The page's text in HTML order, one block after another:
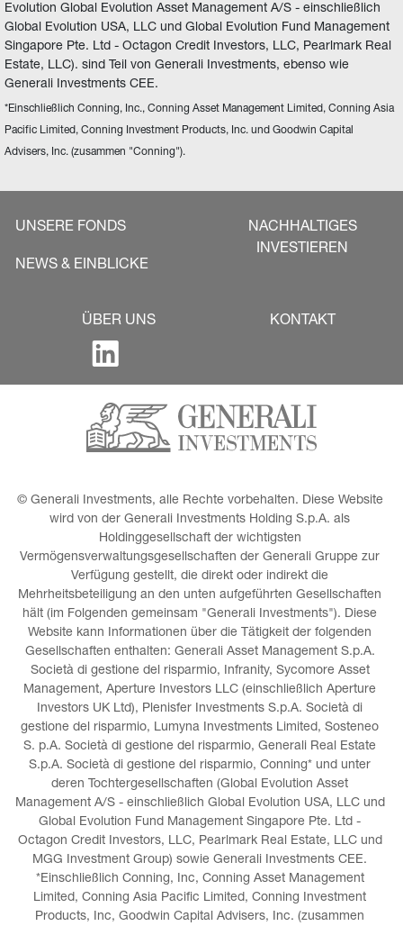
Evolution Global Evolution Asset Management A/S - einschließlich
Global Evolution USA, LLC und Global Evolution Fund Management
Singapore Pte. Ltd - Octagon Credit Investors, LLC, Pearlmark Real
Estate, LLC). sind Teil von Generali Investments, ebenso wie
Generali Investments CEE.
*Einschließlich Conning, Inc., Conning Asset Management Limited, Conning Asia
Pacific Limited, Conning Investment Products, Inc. und Goodwin Capital
Advisers, Inc. (zusammen "Conning").
UNSERE FONDS
NEWS & EINBLICKE
NACHHALTIGES
INVESTIEREN
ÜBER UNS KONTAKT
© Generali Investments, alle Rechte vorbehalten. Diese Website
wird von der Generali Investments Holding S.p.A. als
Holdinggesellschaft der wichtigsten
Vermögensverwaltungsgesellschaften der Generali Gruppe zur
Verfügung gestellt, die direkt oder indirekt die
Mehrheitsbeteiligung an den unten aufgeführten Gesellschaften
hält (im Folgenden gemeinsam "Generali Investments"). Diese
Website kann Informationen über die Tätigkeit der folgenden
Gesellschaften enthalten: Generali Asset Management S.p.A.
Società di gestione del risparmio, Infranity, Sycomore Asset
Management, Aperture Investors LLC (einschließlich Aperture
Investors UK Ltd), Plenisfer Investments S.p.A. Società di
gestione del risparmio, Lumyna Investments Limited, Sosteneo
S. p.A. Società di gestione del risparmio, Generali Real Estate
S.p.A. Società di gestione del risparmio, Conning* und unter
deren Tochtergesellschaften (Global Evolution Asset
Management A/S - einschließlich Global Evolution USA, LLC und
Global Evolution Fund Management Singapore Pte. Ltd -
Octagon Credit Investors, LLC, Pearlmark Real Estate, LLC und
MGG Investment Group) sowie Generali Investments CEE.
*Einschließlich Conning, Inc, Conning Asset Management
Limited, Conning Asia Pacific Limited, Conning Investment
Products, Inc, Goodwin Capital Advisers, Inc. (zusammen